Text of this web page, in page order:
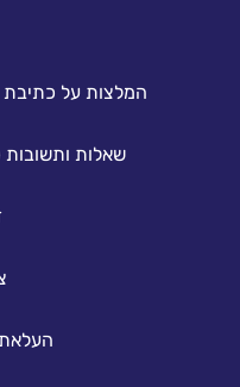
המלצות על כתיבת
שאלות